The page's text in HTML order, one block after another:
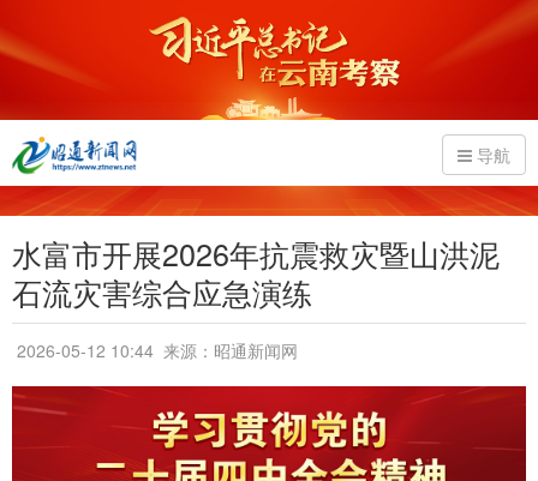
导航
水富市开展2026年抗震救灾暨山洪泥
石流灾害综合应急演练
2026-05-12 10:44 来源：昭通新闻网